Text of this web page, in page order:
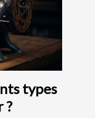
types
?